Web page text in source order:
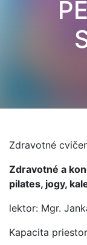
Zdravotné
Zdravotné a
pilates, jogy,
lektor: Mgr.
Kapacita